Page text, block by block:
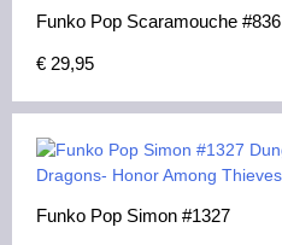
Funko Pop Scaramouche #836
€ 29,95
Funko Pop Simon #1327